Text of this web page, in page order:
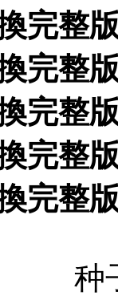
完整
完整
完整
完整
完整
种